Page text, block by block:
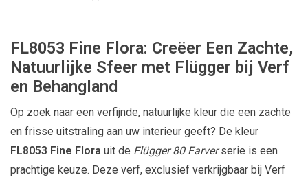
FL8053 Fine Flora: Creëer Een Zachte,
Natuurlijke Sfeer met Flügger bij Verf
en Behangland
Op zoek naar een verfijnde, natuurlijke kleur die een zachte
en frisse uitstraling aan uw interieur geeft? De kleur
FL8053 Fine Flora uit de Flügger 80 Farverserie is een
prachtige keuze. Deze verf, exclusief verkrijgbaar bij Verf